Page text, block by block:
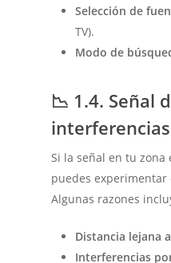
Selección de
TV).
Modo de
📉 1.4. Señal
Si la señal en tu
puedes experimentar
Algunas razones
Distancia lejana
Interferencias